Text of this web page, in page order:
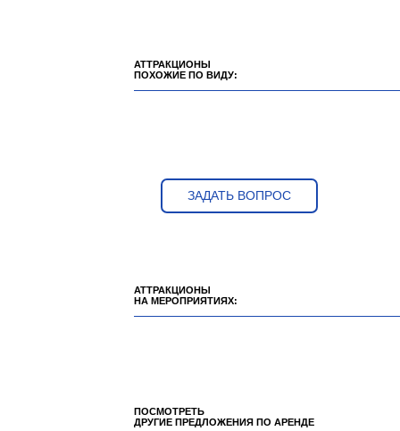
АТТРАКЦИОНЫ
ПОХОЖИЕ ПО ВИДУ:
ЗАДАТЬ ВОПРОС
АТТРАКЦИОНЫ
НА МЕРОПРИЯТИЯХ:
ПОСМОТРЕТЬ
ДРУГИЕ ПРЕДЛОЖЕНИЯ ПО АРЕНДЕ